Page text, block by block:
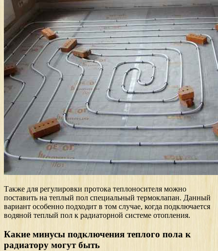
Также для регулировки протока теплоносителя можно
поставить на теплый пол специальный термоклапан. Данный
вариант особенно подходит в том случае, когда подключается
водяной теплый пол к радиаторной системе отопления.
Какие минусы подключения теплого пола к
радиатору могут быть